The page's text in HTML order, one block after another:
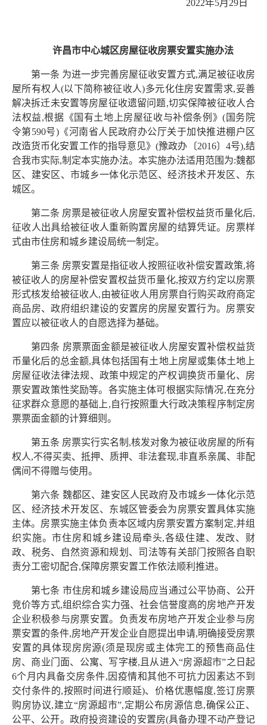
2022年5月29日
许昌市中心城区房屋征收房票安置实施办法
第一条 为进一步完善房屋征收安置方式,满足被征收房
屋所有权人(以下简称被征收人)多元化住房安置需求,妥善
解决拆迁未安置等房屋征收遗留问题,切实保障被征收人合
法权益,根据《国有土地上房屋征收与补偿条例》(国务院
令第590号)《河南省人民政府办公厅关于加快推进棚户区
改造货币化安置工作的指导意见》(豫政办〔2016〕4号),结
合我市实际,制定本实施办法。本实施办法适用范围为:魏都
区、建安区、市城乡一体化示范区、经济技术开发区、东
城区。
第二条 房票是被征收人房屋安置补偿权益货币量化后,
征收人出具给被征收人重新购置房屋的结算凭证。房票样
式由市住房和城乡建设局统一制定。
第三条 房票安置是指征收人按照征收补偿安置政策,将
被征收人的房屋补偿安置权益货币量化,按双方约定以房票
形式核发给被征收人,由被征收人用房票自行购买政府商定
商品房、政府组织建设的安置房的房屋安置行为。房票安
置应以被征收人的自愿选择为基础。
第四条 房票票面金额是被征收人房屋安置补偿权益货
币量化后的总金额,具体包括国有土地上房屋或集体土地上
房屋征收法律法规、政策中规定的产权调换货币量化、房
票安置政策性奖励等。各实施主体可根据实际情况,在充分
征求群众意愿的基础上,自行按照重大行政决策程序制定房
票票面金额的计算细则。
第五条 房票实行实名制,核发对象为被征收房屋的所有
权人,不得买卖、抵押、质押、非法套现,非直系亲属、非配
偶间不得赠与使用。
第六条 魏都区、建安区人民政府及市城乡一体化示范
区、经济技术开发区、东城区管委会为房票安置具体实施
主体。房票实施主体负责本区域内房票安置方案制定,并组
织实施。市住房和城乡建设局牵头,各级住建、发改、财
政、税务、自然资源和规划、司法等有关部门按照各自职
责分工密切配合,保障房票安置工作依法顺利推进。
第七条 市住房和城乡建设局应当通过公平协商、公开
竞价等方式,组织综合实力强、社会信誉度高的房地产开发
企业积极参与房票安置。负责发布房地产开发企业参与房
票安置的条件,房地产开发企业自愿提出申请,明确接受房票
安置的具体现房房源(须是现房或主体完工的预售商品住
房、商业门面、公寓、写字楼,且从进入“房源超市”之日起
6个月内具备交房条件,因疫情和其他不可抗力因素达不到
交付条件的,按照时间进行顺延)、价格优惠幅度,签订房票
购房协议,建立“房源超市”,定期公布房源信息,确保公正、
公平、公开。政府投资建设的安置房(具备办理不动产登记